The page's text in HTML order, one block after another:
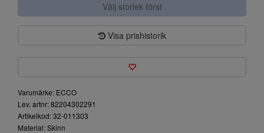
Välj storlek först
Visa prishistorik
Varumärke: ECCO
Lev. artnr: 82204302291
Artikelkod: 32-011303
Material: Skinn